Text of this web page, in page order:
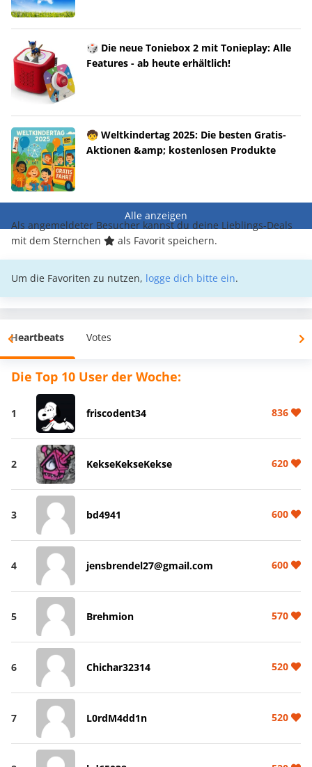
🎲 Die neue Toniebox 2 mit Tonieplay: Alle
Features - ab heute erhältlich!
🧒 Weltkindertag 2025: Die besten Gratis-
Aktionen &amp; kostenlosen Produkte
Alle anzeigen
Als angemeldeter Besucher kannst du deine Lieblings-Deals
mit dem Sternchen
als Favorit speichern.
Um die Favoriten zu nutzen, logge dich bitte ein.
Heartbeats Votes
Die Top 10 User der Woche:
1 friscodent34 836
2 KekseKekseKekse 620
3 bd4941 600
4 jensbrendel27@gmail.com 600
5 Brehmion 570
6 Chichar32314 520
7 L0rdM4dd1n 520